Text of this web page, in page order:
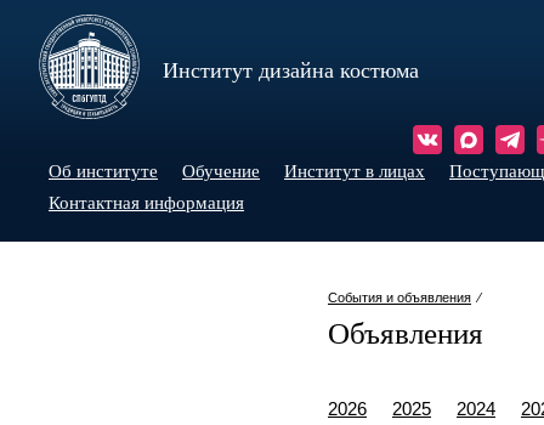
Институт дизайна костюма
Об институте Обучение Институт в лицах
Контактная информация
События и объявления ⁄
Объявления
2026 2025 2024